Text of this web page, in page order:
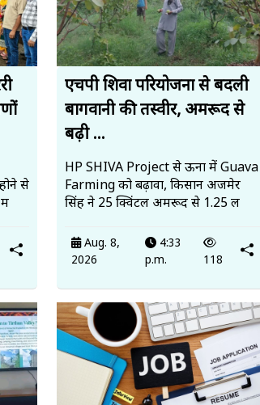
से
एचपी शिवा परियोजना से बदली
बागवानी की तस्वीर, अमरूद से
बढ़ी ...
HP SHIVA Project से ऊना में Guava
Farming को बढ़ावा, किसान अजमेर
सिंह ने 25 क्विंटल अमरूद से ₹1.25 ल
Aug. 8,
2026
4:33
p.m.
118